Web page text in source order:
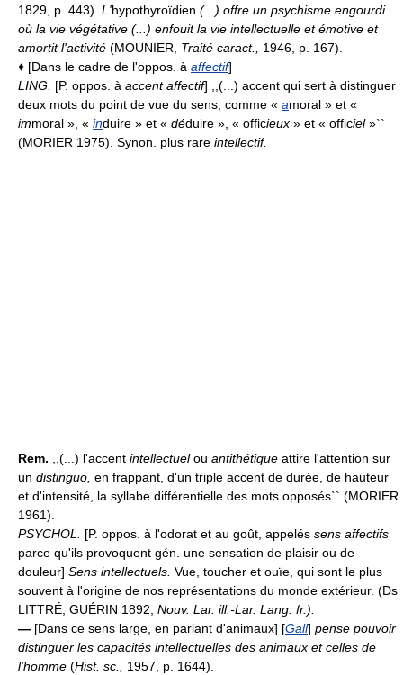
1829, p. 443). L'hypothyroïdien (...) offre un psychisme engourdi
où la vie végétative (...) enfouit la vie intellectuelle et émotive et
amortit l'activité (MOUNIER, Traité caract., 1946, p. 167).
♦ [Dans le cadre de l'oppos. à affectif]
LING. [P. oppos. à accent affectif] ,,(...) accent qui sert à distinguer
deux mots du point de vue du sens, comme « amoral » et «
immoral », « induire » et « déduire », « officieux » et « officiel»``
(MORIER 1975). Synon. plus rare intellectif.
Rem. ,,(...) l'accent intellectuelou antithétique attire l'attention sur
un distinguo, en frappant, d'un triple accent de durée, de hauteur
et d'intensité, la syllabe différentielle des mots opposés`` (MORIER
1961).
PSYCHOL. [P. oppos. à l'odorat et au goût, appelés sens affectifs
parce qu'ils provoquent gén. une sensation de plaisir ou de
douleur] Sens intellectuels. Vue, toucher et ouïe, qui sont le plus
souvent à l'origine de nos représentations du monde extérieur. (Ds
LITTRÉ, GUÉRIN 1892, Nouv. Lar. ill.-Lar. Lang. fr.).
— [Dans ce sens large, en parlant d'animaux] [Gall] pense pouvoir
distinguer les capacités intellectuelles des animaux et celles de
l'homme (Hist. sc., 1957, p. 1644).